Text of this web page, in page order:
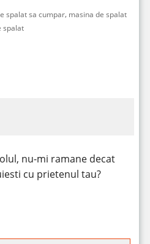
spalat sa cumpar, masina de spalat
spalat
nu-mi ramane decat
cu prietenul tau?